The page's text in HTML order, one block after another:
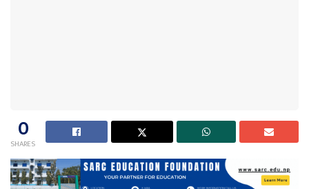
0
SHARES